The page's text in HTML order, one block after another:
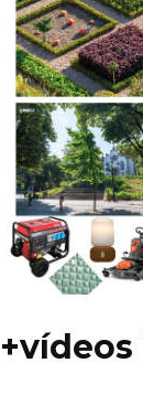
+vídeos